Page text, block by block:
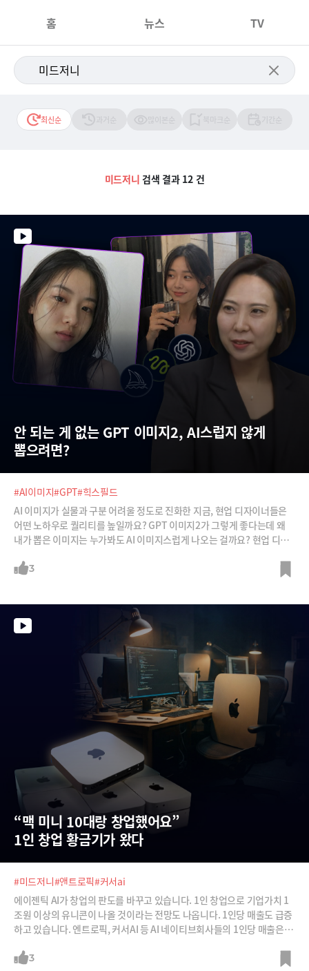
홈 뉴스 TV
최신순
미드저니 검색 결과 12 건
안 되는 게 없는 GPT 이미지2, AI스럽지 않게
뽑으려면?
#AI이미지#GPT#힉스필드
AI 이미지가 실물과 구분 어려울 정도로 진화한 지금, 현업 디자이너들은
어떤 노하우로 퀄리티를 높일까요? GPT 이미지2가 그렇게 좋다는데 왜
내가 뽑은 이미지는 누가봐도 AI 이미지스럽게 나오는 걸까요? 현업 디자
T·힉스필드·미드저니 등 주요 툴의 실제 활용법과 실무 프롬프트 작성법
3
“맥 미니 10대랑 창업했어요”
1인 창업 황금기가 왔다
#미드저니#앤트로픽#커서ai
에이젠틱 AI가 창업의 판도를 바꾸고 있습니다. 1인 창업으로 기업가치 1
조원 이상의 유니콘이 나올 것이라는 전망도 나옵니다. 1인당 매출도 급증
하고 있습니다. 엔트로픽, 커서AI 등 AI 네이티브회사들의 1인당 매출은 4
에서 기업간 양극화는 더 심해질 것이라는 전망입니다.
3